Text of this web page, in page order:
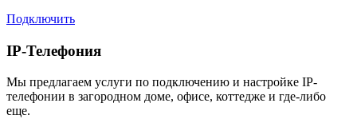
Подключить
IP-Телефония
Мы предлагаем услуги по подключению и настройке IP-
телефонии в загородном доме, офисе, коттедже и где-либо
еще.